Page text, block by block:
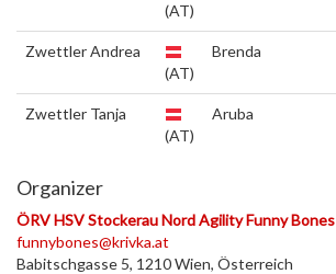
(AT)
Zwettler Andrea
(AT)
Brenda
Zwettler Tanja
(AT)
Aruba
Organizer
ÖRV HSV Stockerau Nord Agility Funny Bones
funnybones@krivka.at
Babitschgasse 5, 1210 Wien, Österreich